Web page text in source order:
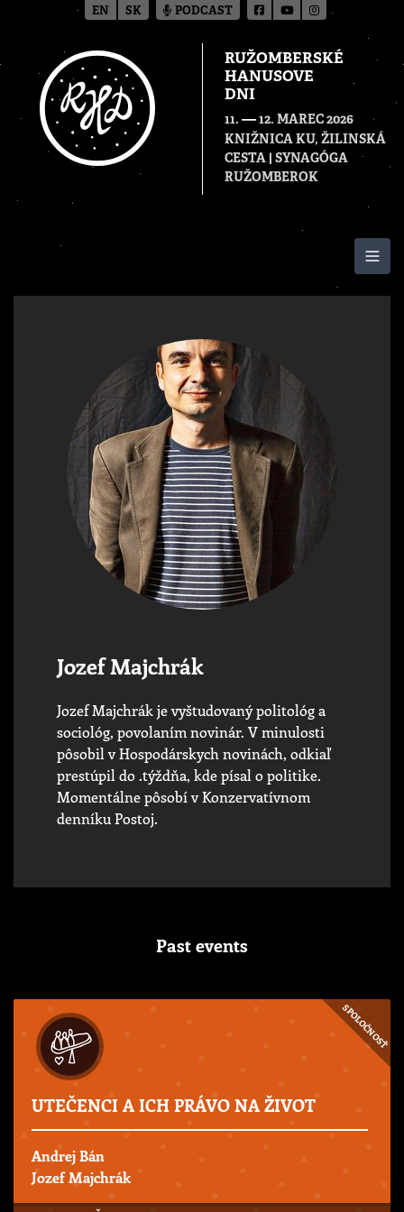
RUŽOMBERSKÉ
HANUSOVE
DNI
11. — 12. MAREC 2026
KNIŽNICA KU, ŽILINSKÁ
CESTA | SYNAGÓGA
RUŽOMBEROK
Jozef Majchrák
Jozef Majchrák je vyštudovaný politológ a
sociológ, povolaním novinár. V minulosti
pôsobil v Hospodárskych novinách, odkiaľ
prestúpil do .týždňa, kde písal o politike.
Momentálne pôsobí v Konzervatívnom
denníku Postoj.
Past events
SPOLOČNOSŤ
UTEČENCI A ICH PRÁVO NA ŽIVOT
Andrej Bán
Jozef Majchrák
EN SK PODCAST